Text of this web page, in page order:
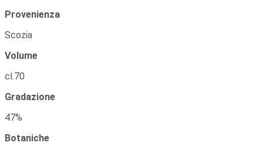
Provenienza
Scozia
Volume
cl.70
Gradazione
47%
Botaniche